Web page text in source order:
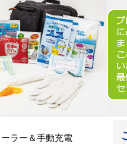
ラー＆手動充電